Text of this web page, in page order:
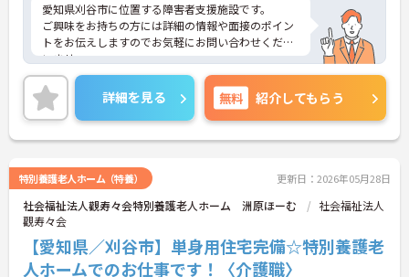
愛知県刈谷市に位置する障害者支援施設です。
ご興味をお持ちの方には詳細の情報や面接のポイン
トをお伝えしますのでお気軽にお問い合わせくださ
いませ。
詳細を見る 無料 紹介してもらう
特別養護老人ホーム（特養） 更新日：2026年05月28日
社会福祉法人觀寿々会特別養護老人ホーム 洲原ほーむ
社会福祉法人
觀寿々会
【愛知県／刈谷市】単身用住宅完備☆特別養護老
人ホームでのお仕事です！〈介護職〉